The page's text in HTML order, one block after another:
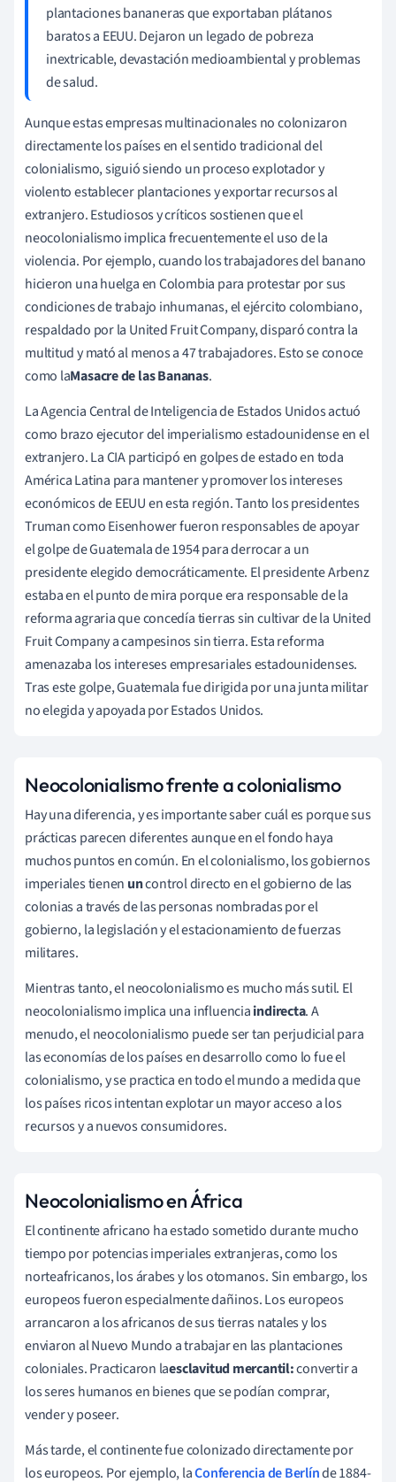
plantaciones bananeras que exportaban plátanos
baratos a EEUU. Dejaron un legado de pobreza
inextricable, devastación medioambiental y problemas
de salud.
Aunque estas empresas multinacionales no colonizaron
directamente los países en el sentido tradicional del
colonialismo, siguió siendo un proceso explotador y
violento establecer plantaciones y exportar recursos al
extranjero. Estudiosos y críticos sostienen que el
neocolonialismo implica frecuentemente el uso de la
violencia. Por ejemplo, cuando los trabajadores del banano
hicieron una huelga en Colombia para protestar por sus
condiciones de trabajo inhumanas, el ejército colombiano,
respaldado por la United Fruit Company, disparó contra la
multitud y mató al menos a 47 trabajadores. Esto se conoce
como laMasacre de las Bananas.
La Agencia Central de Inteligencia de Estados Unidos actuó
como brazo ejecutor del imperialismo estadounidense en el
extranjero. La CIA participó en golpes de estado en toda
América Latina para mantener y promover los intereses
económicos de EEUU en esta región. Tanto los presidentes
Truman como Eisenhower fueron responsables de apoyar
el golpe de Guatemala de 1954 para derrocar a un
presidente elegido democráticamente. El presidente Arbenz
estaba en el punto de mira porque era responsable de la
reforma agraria que concedía tierras sin cultivar de la United
Fruit Company a campesinos sin tierra. Esta reforma
amenazaba los intereses empresariales estadounidenses.
Tras este golpe, Guatemala fue dirigida por una junta militar
no elegida y apoyada por Estados Unidos.
Neocolonialismo frente a colonialismo
Hay una diferencia, y es importante saber cuál es porque sus
prácticas parecen diferentes aunque en el fondo haya
muchos puntos en común. En el colonialismo, los gobiernos
imperiales tienen uncontrol directo en el gobierno de las
colonias a través de las personas nombradas por el
gobierno, la legislación y el estacionamiento de fuerzas
militares.
Mientras tanto, el neocolonialismo es mucho más sutil. El
neocolonialismo implica una influenciaindirecta. A
menudo, el neocolonialismo puede ser tan perjudicial para
las economías de los países en desarrollo como lo fue el
colonialismo, y se practica en todo el mundo a medida que
los países ricos intentan explotar un mayor acceso a los
recursos y a nuevos consumidores.
Neocolonialismo en África
El continente africano ha estado sometido durante mucho
tiempo por potencias imperiales extranjeras, como los
norteafricanos, los árabes y los otomanos. Sin embargo, los
europeos fueron especialmente dañinos. Los europeos
arrancaron a los africanos de sus tierras natales y los
enviaron al Nuevo Mundo a trabajar en las plantaciones
coloniales. Practicaron laesclavitud mercantil:convertir a
los seres humanos en bienes que se podían comprar,
vender y poseer.
Más tarde, el continente fue colonizado directamente por
los europeos. Por ejemplo, laConferencia de Berlínde 1884-